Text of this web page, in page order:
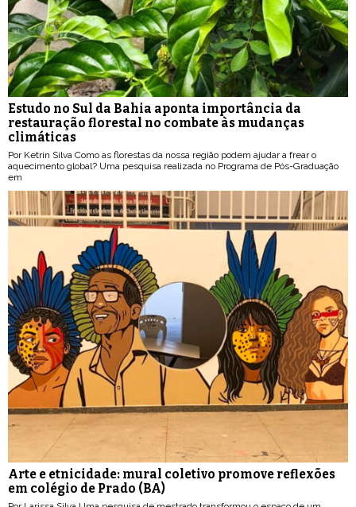
Estudo no Sul da Bahia aponta importância da
restauração florestal no combate às mudanças
climáticas
Por Ketrin Silva Como as florestas da nossa região podem ajudar a frear o
aquecimento global? Uma pesquisa realizada no Programa de Pós-Graduação
em
Arte e etnicidade: mural coletivo promove reflexões
em colégio de Prado (BA)